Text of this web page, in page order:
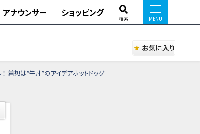
アナウンサー ショッピング
検索
お気に入り
着想は“牛丼”のアイデアホットドッグ